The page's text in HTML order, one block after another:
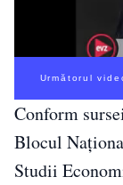
Următorul
Conform
Blocul
Studii